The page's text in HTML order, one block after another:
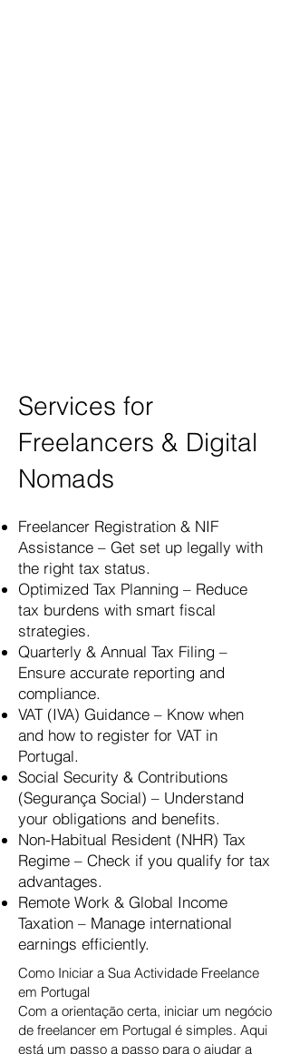
Services for
Freelancers & Digital
Nomads
Freelancer Registration & NIF
Assistance – Get set up legally with
the right tax status.​
Optimized Tax Planning – Reduce
tax burdens with smart fiscal
strategies.​
Quarterly & Annual Tax Filing –
Ensure accurate reporting and
compliance.​
VAT (IVA) Guidance – Know when
and how to register for VAT in
Portugal.​
Social Security & Contributions
(Segurança Social) – Understand
your obligations and benefits.​
Non-Habitual Resident (NHR) Tax
Regime – Check if you qualify for tax
advantages.​
Remote Work & Global Income
Taxation – Manage international
earnings efficiently.
Como Iniciar a Sua Actividade Freelance
em Portugal
Com a orientação certa, iniciar um negócio
de freelancer em Portugal é simples. Aqui
está um passo a passo para o ajudar a